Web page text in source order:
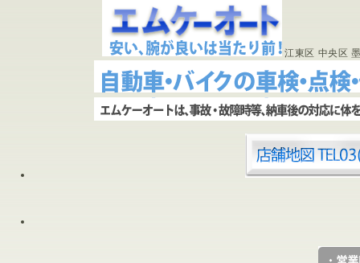
江東区 中央区